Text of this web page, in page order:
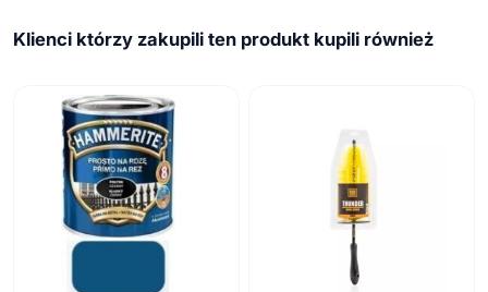
Klienci którzy zakupili ten produkt kupili również